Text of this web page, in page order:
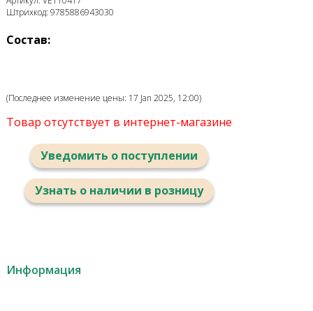
Штрихкод: 9785886943030
Состав:
(Последнее изменение цены: 17 Jan 2025, 12:00)
Товар отсутствует в интернет-магазине
Уведомить о поступлении
Узнать о наличии в розницу
Информация